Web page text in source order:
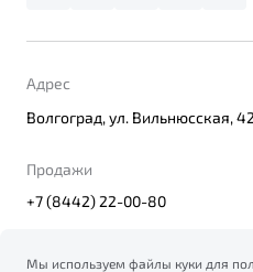
Адрес
Волгоград, ул. Вильнюсская,
Продажи
+7 (8442) 22-00-80
Мы используем файлы куки для